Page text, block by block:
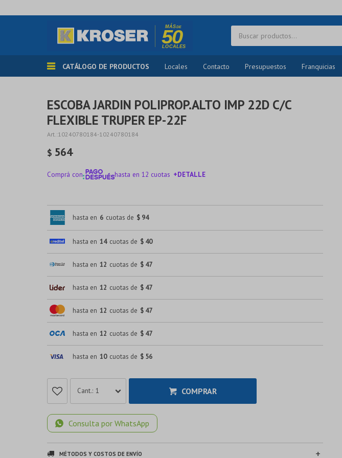
CATÁLOGO DE PRODUCTOS Locales Contacto Presupuestos Franquicias
ESCOBA JARDIN POLIPROP.ALTO IMP 22D C/C
FLEXIBLE TRUPER EP-22F
10240780184-10240780184
$ 564
Comprá con hasta en 12 cuotas +DETALLE
hasta en 6 cuotas de $ 94
hasta en 14 cuotas de $ 40
hasta en 12 cuotas de $ 47
hasta en 12 cuotas de $ 47
hasta en 12 cuotas de $ 47
hasta en 12 cuotas de $ 47
hasta en 10 cuotas de $ 56
1 COMPRAR
Consulta por WhatsApp
MÉTODOS Y COSTOS DE ENVÍO